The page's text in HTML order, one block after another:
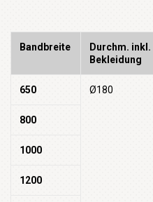
Bandbreite
Durchm. inkl.
Bekleidung
650 Ø180
800
1000
1200